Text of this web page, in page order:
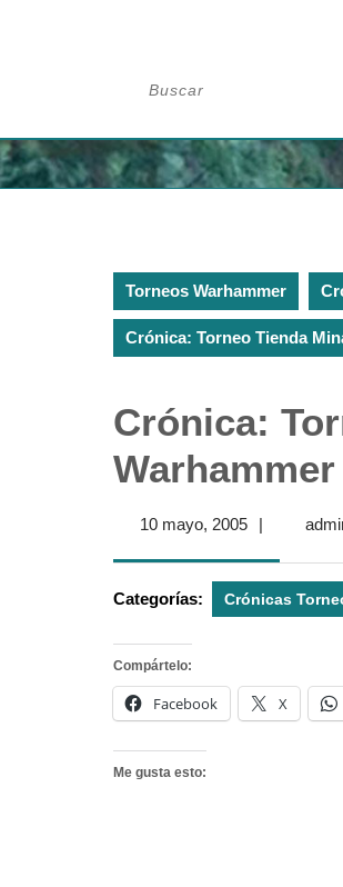
Torneos Warhammer
Crónica: Torneo Tienda
Crónica:
10 mayo, 200510|
Categorías: Crónicas
Compártelo:
Facebook X
Me gusta esto: